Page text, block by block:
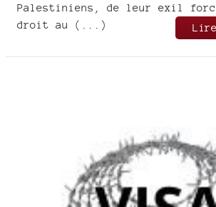
Palestiniens, de leur exil
droit au (...)